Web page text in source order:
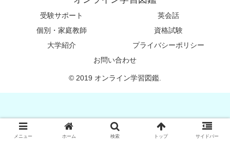
受験サポート
英会話
個別・家庭教師
資格試験
大学紹介
プライバシーポリシー
お問い合わせ
© 2019 オンライン学習図鑑.
メニュー ホーム 検索 トップ サイドバー